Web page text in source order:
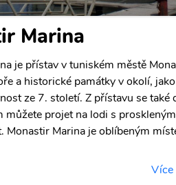
Marina
je přístav v tuniském městě
a historické památky v okolí,
ze 7. století. Z přístavu se také
můžete projet na lodi s
Monastir Marina je oblíbeným
Více